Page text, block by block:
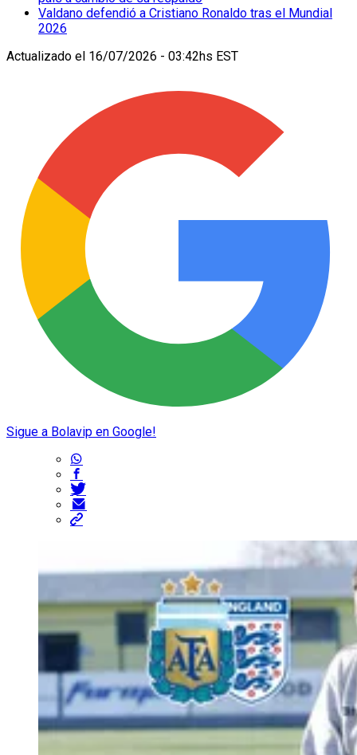
Valdano defendió a Cristiano Ronaldo tras el Mundial
2026
Actualizado el 16/07/2026 - 03:42hs EST
Sigue a Bolavip en Google!